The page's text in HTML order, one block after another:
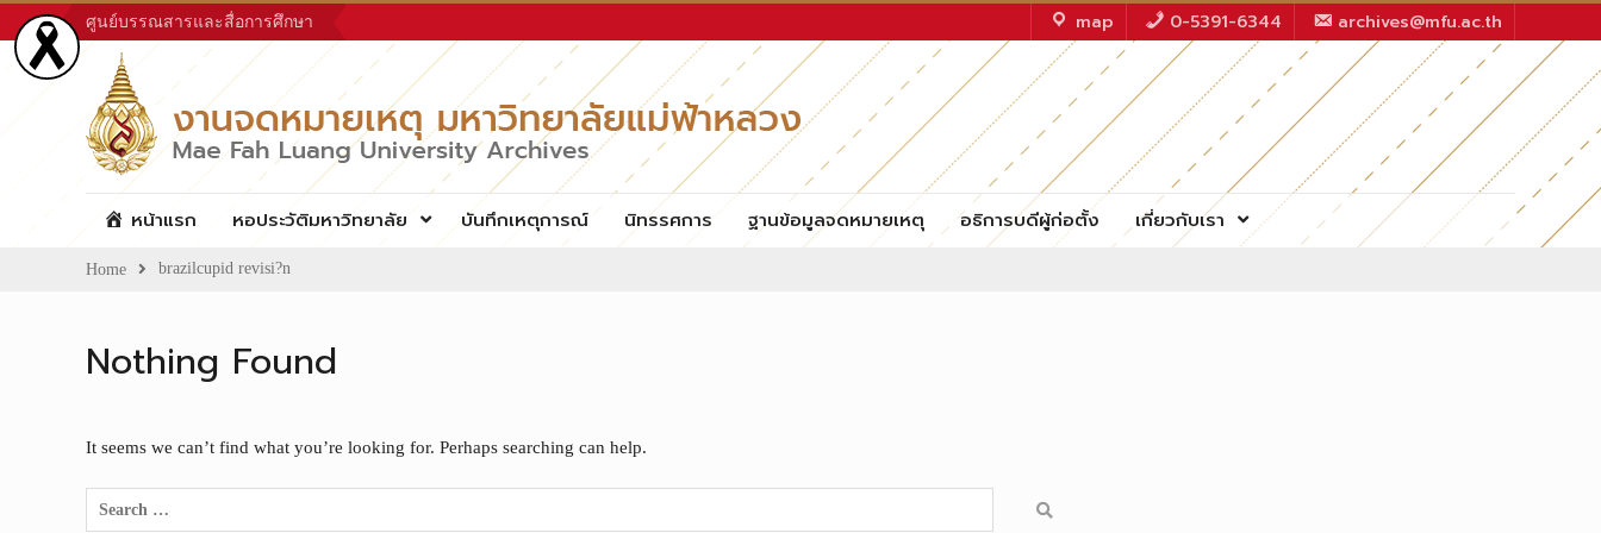
to
content
ศูนย์บรรณสารและสื่อการศึกษา map 0-5391-6344 archives@mfu.ac.th
หน้าแรก หอประวัติมหาวิทยาลัย บันทึกเหตุการณ์ นิทรรศการ ฐานข้อมูลจดหมายเหตุ อธิการบดีผู้ก่อตั้ง เกี่ยวกับเรา
Home brazilcupid revisi?n
Nothing Found
It seems we can’t find what you’re looking for. Perhaps searching can help.
Search
for: